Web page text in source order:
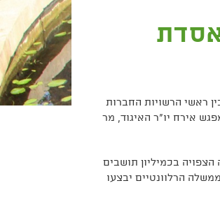
בין ראשי הרשויות החברות
אירח יו"ר האיגוד, מר
בכמיליון תושבים
שמשרדי הממשלה הרלוונטיים יבצעו